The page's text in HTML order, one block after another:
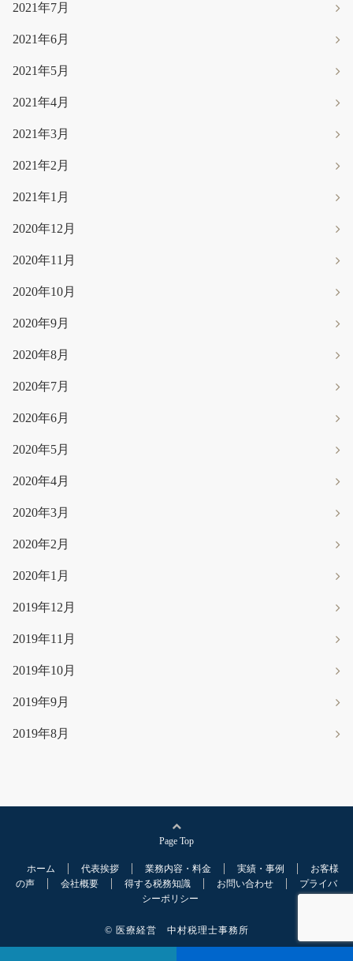
2021年7月
2021年6月
2021年5月
2021年4月
2021年3月
2021年2月
2021年1月
2020年12月
2020年11月
2020年10月
2020年9月
2020年8月
2020年7月
2020年6月
2020年5月
2020年4月
2020年3月
2020年2月
2020年1月
2019年12月
2019年11月
2019年10月
2019年9月
2019年8月
Page Top
ホーム 代表挨拶 業務内容・料金 実績・事例
お客様
の声
会社概要 得する税務知識 お問い合わせ
プライバ
シーポリシー
© 医療経営 中村税理士事務所